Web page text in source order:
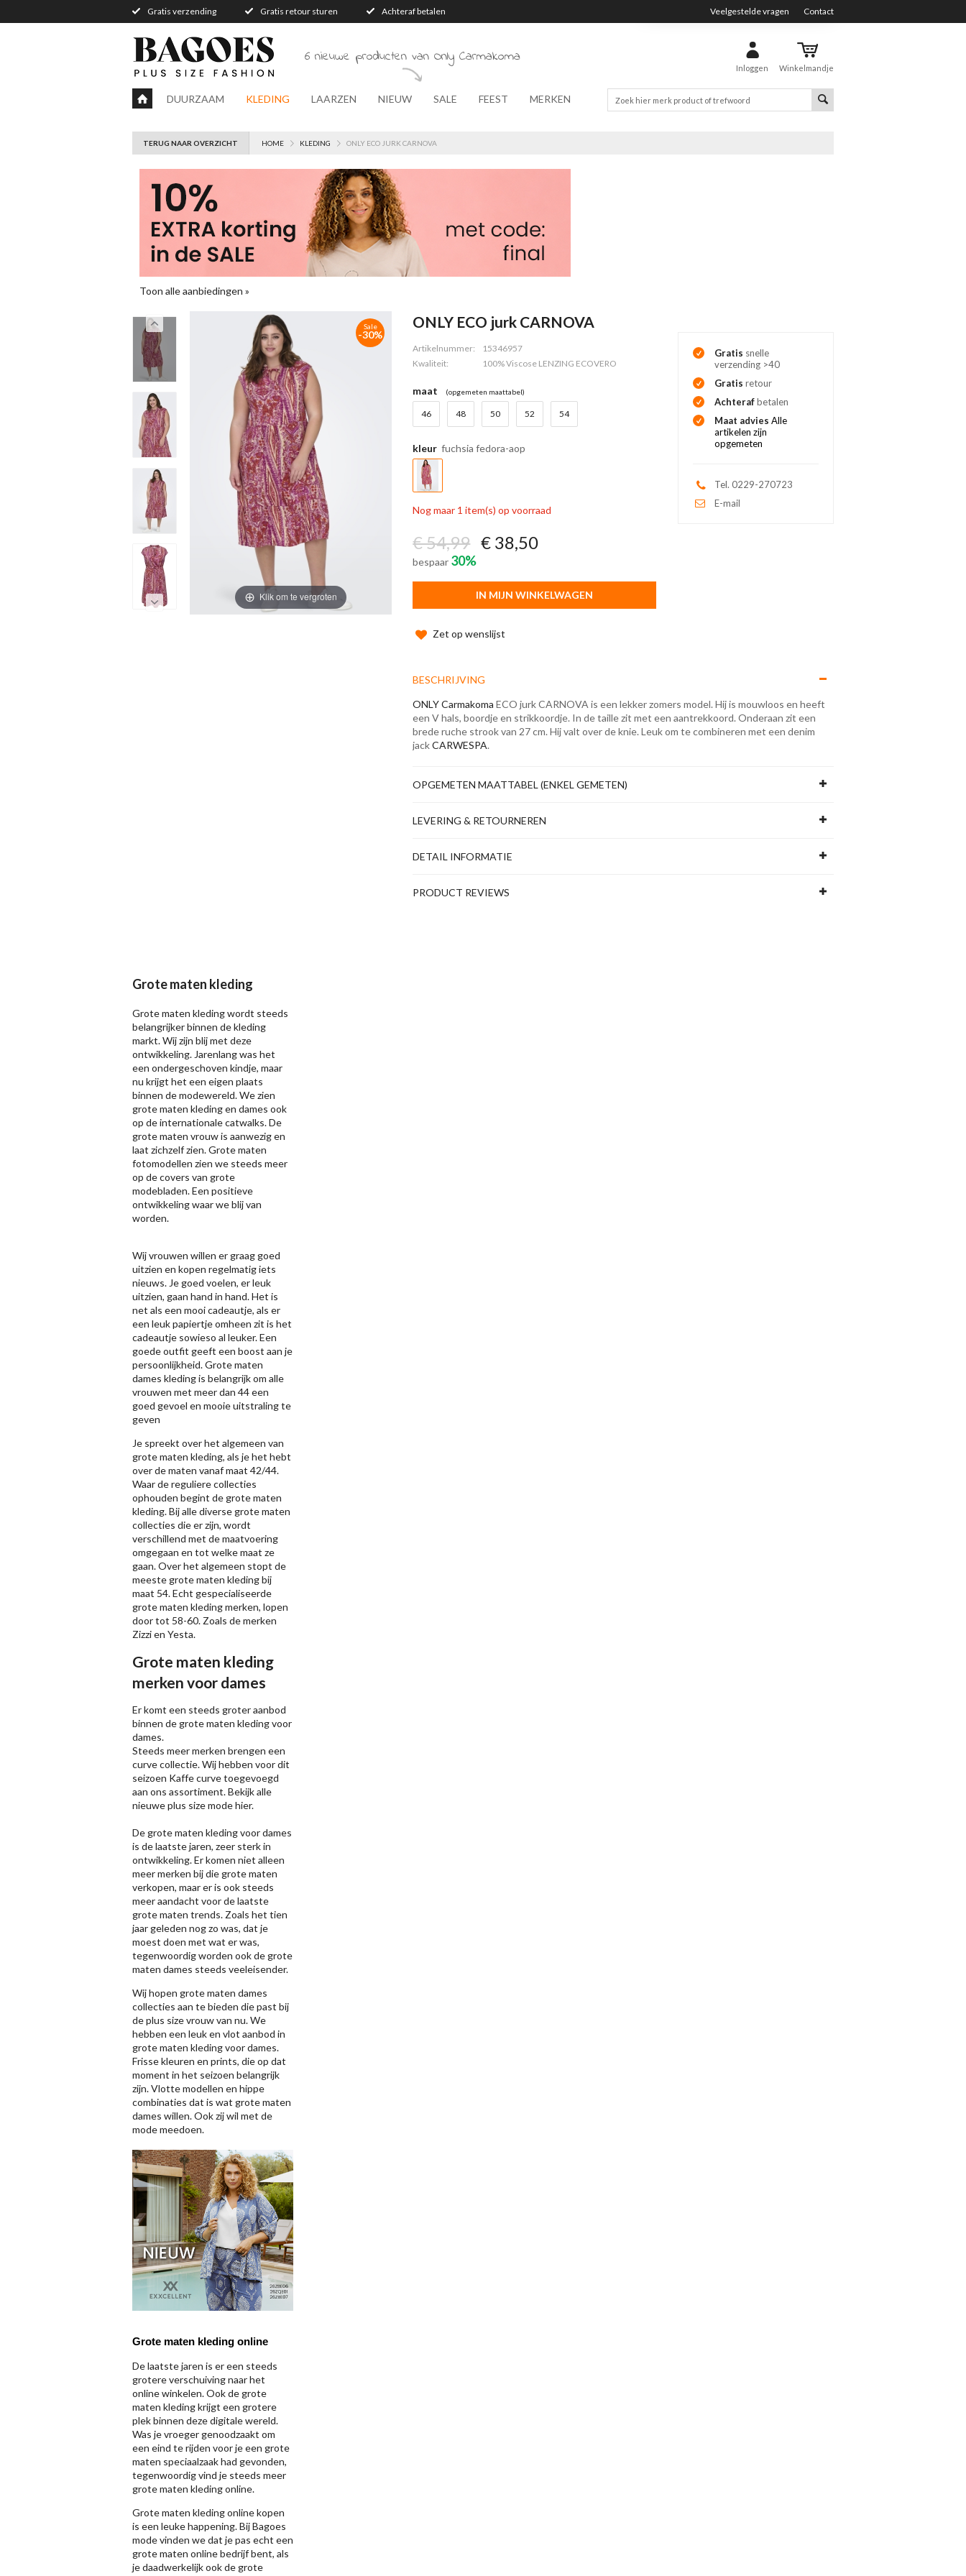
Gratis verzending Gratis retour sturen Achteraf betalen Veelgestelde vragen Contact
Inloggen Winkelmandje
6 nieuwe producten van Only Carmakoma
DUURZAAM KLEDING LAARZEN NIEUW SALE FEEST MERKEN
TERUG NAAR OVERZICHT HOME KLEDING ONLY ECO JURK CARNOVA
Toon alle aanbiedingen »
Klik om te vergroten
Sale
-30%
ONLY ECO jurk CARNOVA
Artikelnummer:
15346957
Kwaliteit:
100% Viscose LENZING ECOVERO
maat (opgemeten maattabel)
46 48 50 52 54
kleur fuchsia fedora-aop
Nog maar 1 item(s) op voorraad
€ 54,99 € 38,50
bespaar 30%
IN MIJN WINKELWAGEN
Zet op wenslijst
Gratis snelle
verzending >40
Gratis retour
Achterafbetalen
Maat adviesAlle
artikelen zijn
opgemeten
Tel. 0229-270723
E-mail
BESCHRIJVING
ONLY Carmakoma ECO jurk CARNOVA is een lekker zomers model. Hij is mouwloos en heeft
een V hals, boordje en strikkoordje. In de taille zit met een aantrekkoord. Onderaan zit een
brede ruche strook van 27 cm. Hij valt over de knie. Leuk om te combineren met een denim
jackCARWESPA.
OPGEMETEN MAATTABEL (ENKEL GEMETEN)
LEVERING & RETOURNEREN
DETAIL INFORMATIE
PRODUCT REVIEWS
Grote maten kleding
Grote maten kleding wordt steeds
belangrijker binnen de kleding
markt. Wij zijn blij met deze
ontwikkeling. Jarenlang was het
een ondergeschoven kindje, maar
nu krijgt het een eigen plaats
binnen de modewereld. We zien
grote maten kleding en dames ook
op de internationale catwalks. De
grote maten vrouw is aanwezig en
laat zichzelf zien. Grote maten
fotomodellen zien we steeds meer
op de covers van grote
modebladen. Een positieve
ontwikkeling waar we blij van
worden.
Wij vrouwen willen er graag goed
uitzien en kopen regelmatig iets
nieuws. Je goed voelen, er leuk
uitzien, gaan hand in hand. Het is
net als een mooi cadeautje, als er
een leuk papiertje omheen zit is het
cadeautje sowieso al leuker. Een
goede outfit geeft een boost aan je
persoonlijkheid. Grote maten
dames kleding is belangrijk om alle
vrouwen met meer dan 44 een
goed gevoel en mooie uitstraling te
geven
Je spreekt over het algemeen van
grote maten kleding, als je het hebt
over de maten vanaf maat 42/44.
Waar de reguliere collecties
ophouden begint de grote maten
kleding. Bij alle diverse grote maten
collecties die er zijn, wordt
verschillend met de maatvoering
omgegaan en tot welke maat ze
gaan. Over het algemeen stopt de
meeste grote maten kleding bij
maat 54. Echt gespecialiseerde
grote maten kleding merken, lopen
door tot 58-60. Zoals de merken
Zizzien Yesta.
Grote maten kleding
merken voor dames
Er komt een steeds groter aanbod
binnen de grote maten kleding voor
dames.
Steeds meer merken brengen een
curve collectie. Wij hebben voor dit
seizoen Kaffecurve toegevoegd
aan ons assortiment. Bekijk alle
nieuweplus size modehier.
De grote maten kleding voor dames
is de laatste jaren, zeer sterk in
ontwikkeling. Er komen niet alleen
meer merken bij die grote maten
verkopen, maar er is ook steeds
meer aandacht voor de laatste
grote maten trends. Zoals het tien
jaar geleden nog zo was, dat je
moest doen met wat er was,
tegenwoordig worden ook de grote
maten dames steeds veeleisender.
Wij hopen grote maten dames
collecties aan te bieden die past bij
de plus size vrouw van nu. We
hebben een leuk en vlot aanbod in
grote maten kleding voor dames.
Frisse kleuren en prints, die op dat
moment in het seizoen belangrijk
zijn. Vlotte modellen en hippe
combinaties dat is wat grote maten
dames willen. Ook zij wil met de
mode meedoen.
Grote maten kleding online
De laatste jaren is er een steeds
grotere verschuiving naar het
online winkelen. Ook de grote
maten kleding krijgt een grotere
plek binnen deze digitale wereld.
Was je vroeger genoodzaakt om
een eind te rijden voor je een grote
maten speciaalzaak had gevonden,
tegenwoordig vind je steeds meer
grote maten kleding online.
Grote maten kleding online kopen
is een leuke happening. Bij Bagoes
mode vinden we dat je pas echt een
grote maten online bedrijf bent, als
je daadwerkelijk ook de grote